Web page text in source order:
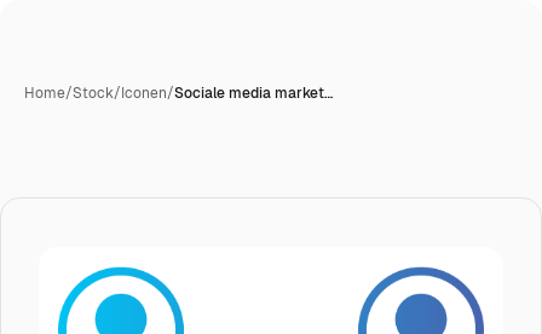
Home/Stock/Iconen/Sociale media market…